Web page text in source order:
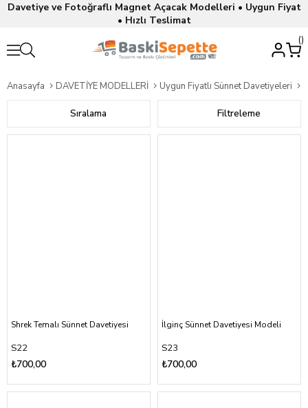
Davetiye ve Fotoğraflı Magnet Açacak Modelleri • Uygun Fiyat
• Hızlı Teslimat
Anasayfa DAVETİYE MODELLERİ Uygun Fiyatlı Sünnet Davetiyeleri
Filtreleme
Sıralama
Shrek Temalı Sünnet Davetiyesi
S22
₺700,00
İlginç Sünnet Davetiyesi Modeli
S23
₺700,00